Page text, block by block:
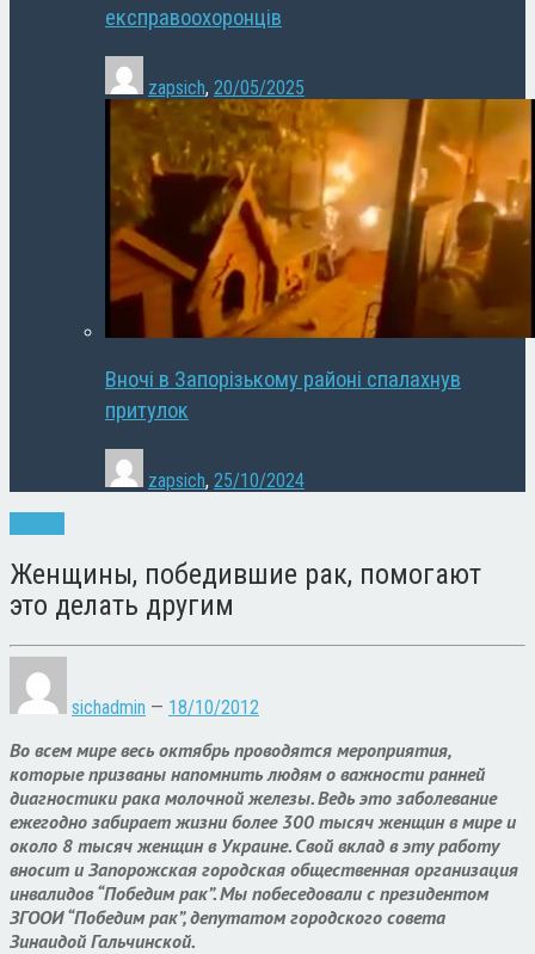
експравоохоронців
zapsich, 20/05/2025
Вночі в Запорізькому районі спалахнув
притулок
zapsich, 25/10/2024
Женщины, победившие рак, помогают
это делать другим
sichadmin — 18/10/2012
Во всем мире весь октябрь проводятся мероприятия,
которые призваны напомнить людям о важности ранней
диагностики рака молочной железы. Ведь это заболевание
ежегодно забирает жизни более 300 тысяч женщин в мире и
около 8 тысяч женщин в Украине. Свой вклад в эту работу
вносит и Запорожская городская общественная организация
инвалидов “Победим рак”. Мы побеседовали с президентом
ЗГООИ “Победим рак”, депутатом городского совета
Зинаидой Гальчинской.